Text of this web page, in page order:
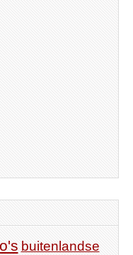
buitenlandse